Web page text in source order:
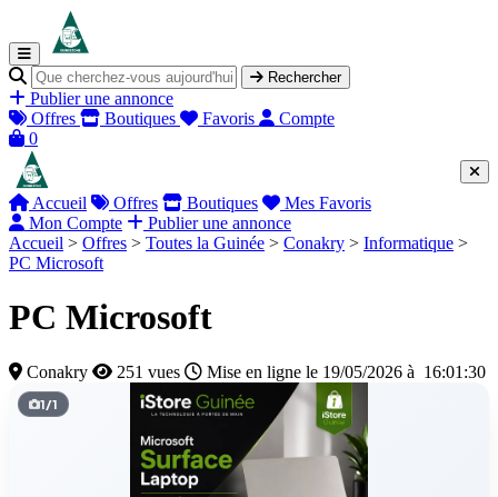
Rechercher
Publier une annonce
Offres
Boutiques Favoris
Compte
0
Accueil Offres Boutiques
Mes Favoris
Mon Compte
Publier une annonce
Accueil > Offres > Toutes la Guinée > Conakry > Informatique >
PC Microsoft
PC Microsoft
Conakry 251 vues Mise en ligne le 19/05/2026 à 16:01:30
1/1